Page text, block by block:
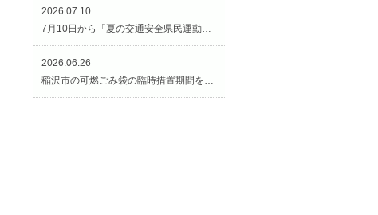
2026.07.10
7月10日から「夏の交通安全県民運動（交通安全週間）」がスタートです！
2026.06.26
稲沢市の可燃ごみ袋の臨時措置期間を延長します！